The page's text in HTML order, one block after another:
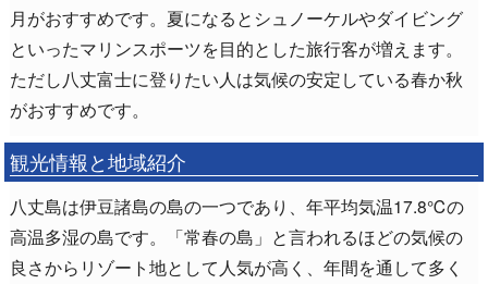
月がおすすめです。夏になるとシュノーケルやダイビング
といったマリンスポーツを目的とした旅行客が増えます。
ただし八丈富士に登りたい人は気候の安定している春か秋
がおすすめです。
観光情報と地域紹介
八丈島は伊豆諸島の島の一つであり、年平均気温17.8℃の
高温多湿の島です。「常春の島」と言われるほどの気候の
良さからリゾート地として人気が高く、年間を通して多く